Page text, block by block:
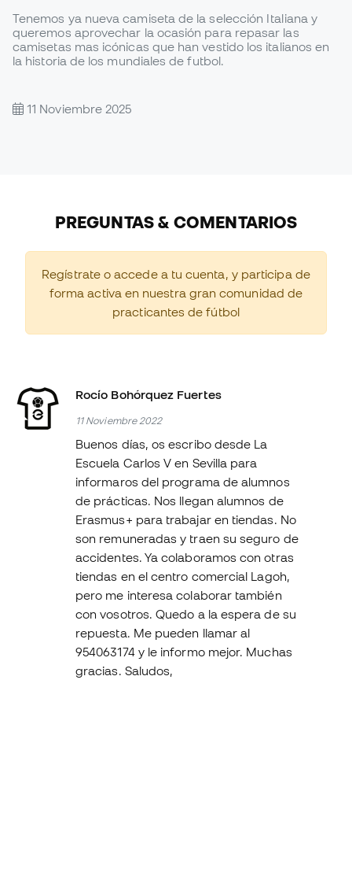
Tenemos ya nueva camiseta de la selección Italiana y
queremos aprovechar la ocasión para repasar las
camisetas mas icónicas que han vestido los italianos en
la historia de los mundiales de futbol.
11 Noviembre 2025
PREGUNTAS & COMENTARIOS
Regístrate o accede a tu cuenta, y participa de
forma activa en nuestra gran comunidad de
practicantes de fútbol
Rocío Bohórquez Fuertes
11 Noviembre 2022
Buenos días, os escribo desde La
Escuela Carlos V en Sevilla para
informaros del programa de alumnos
de prácticas. Nos llegan alumnos de
Erasmus+ para trabajar en tiendas. No
son remuneradas y traen su seguro de
accidentes. Ya colaboramos con otras
tiendas en el centro comercial Lagoh,
pero me interesa colaborar también
con vosotros. Quedo a la espera de su
repuesta. Me pueden llamar al
954063174 y le informo mejor. Muchas
gracias. Saludos,